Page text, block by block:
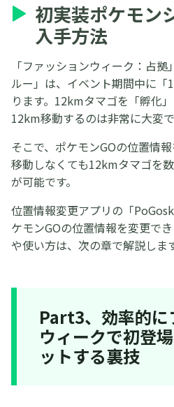
初実装ポケモン
入手方法
「ファッションウィーク：占
ルー」は、イベント期間中に
ります。12kmタマゴを「孵化
12km移動するのは非常に大変で
そこで、ポケモンGOの位置情
移動しなくても12kmタマゴを
が可能です。
位置情報変更アプリの「
ケモンGOの位置情報を変更で
や使い方は、次の章で解説します
Part3、効率的に
ウィークで初登
ットする裏技